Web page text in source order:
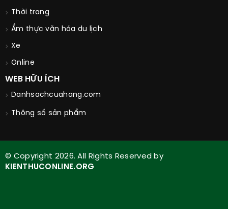
Thời trang
Ẩm thực văn hóa du lịch
Xe
Online
WEB HỮU ÍCH
Danhsachcuahang.com
Thông số sản phẩm
© Copyright 2026. All Rights Reserved by
KIENTHUCONLINE.ORG